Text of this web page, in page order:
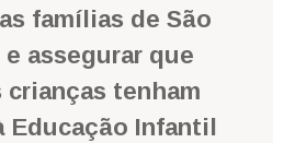
famílias de São
e assegurar que
crianças tenham
Educação Infantil